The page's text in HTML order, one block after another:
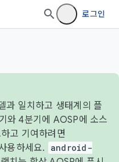
로그인
과 일치하고 생태계의 플
와 4분기에 AOSP에 소스
고 기여하려면
용하세요.
android-